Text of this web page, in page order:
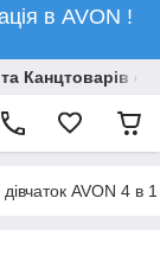
в AVON !
Канцтоварів
AVON 4 в